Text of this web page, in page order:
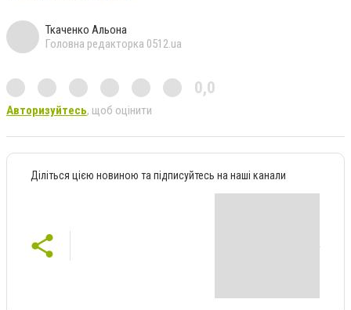
Ткаченко Альона
Головна редакторка 0512.ua
0,0
Авторизуйтесь, щоб оцінити
Діліться цією новиною та підписуйтесь на наші канали